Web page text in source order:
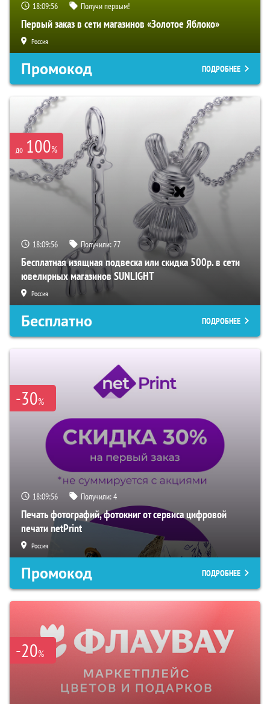
18:09:56 Получи первым!
Первый заказ в сети магазинов «Золотое Яблоко»
Россия
Промокод ПОДРОБНЕЕ
до 100%
18:09:56 Получили:77
Бесплатная изящная подвеска или скидка 500р. в сети
ювелирных магазинов SUNLIGHT
Россия
Бесплатно ПОДРОБНЕЕ
-30%
18:09:56 Получили:4
Печать фотографий, фотокниг от сервиса цифровой
печати netPrint
Россия
Промокод ПОДРОБНЕЕ
-20%